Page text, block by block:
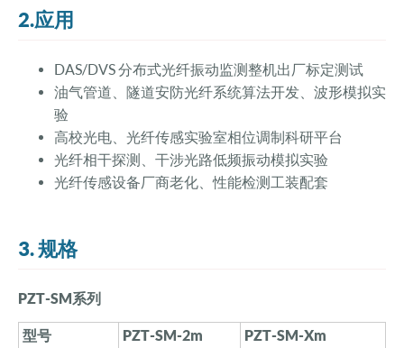
2.应用
DAS/DVS 分布式光纤振动监测整机出厂标定测试
油气管道、隧道安防光纤系统算法开发、波形模拟实
验
高校光电、光纤传感实验室相位调制科研平台
光纤相干探测、干涉光路低频振动模拟实验
光纤传感设备厂商老化、性能检测工装配套
3. 规格
PZT-SM系列
型号 PZT-SM-2m
PZT-SM-Xm